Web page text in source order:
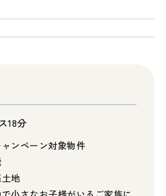
18分
ンペーン対象物件
地